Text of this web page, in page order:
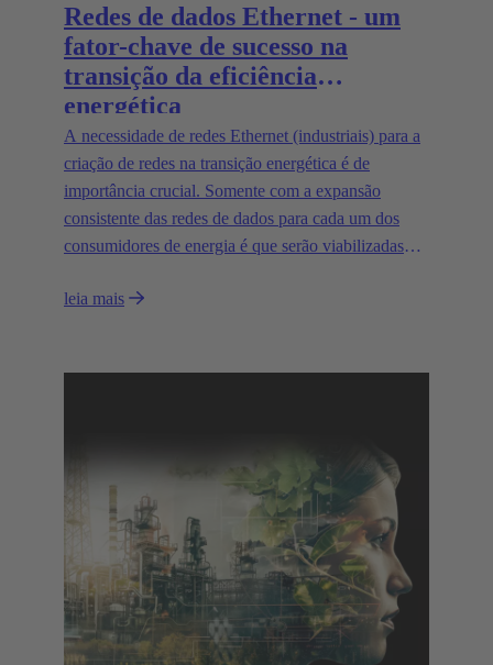
Redes de dados Ethernet - um
fator-chave de sucesso na
transição da eficiência
energética
A necessidade de redes Ethernet (industriais) para a
criação de redes na transição energética é de
importância crucial. Somente com a expansão
consistente das redes de dados para cada um dos
consumidores de energia é que serão viabilizadas
Ethernet, como tecnologia confiável e amplamente
leia mais